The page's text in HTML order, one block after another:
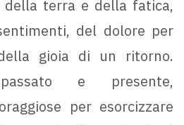
della terra e della fatica,
del dolore per
gioia di un ritorno.
e presente,
per esorcizzare